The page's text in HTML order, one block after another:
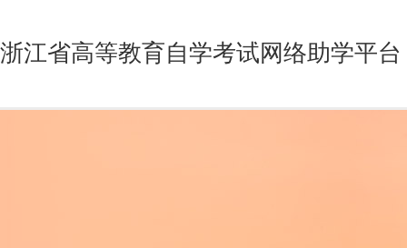
浙江省高等教育自学考试网络助学平台